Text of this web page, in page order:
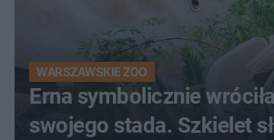
WARSZAWSKIE ZOO
Erna symbolicznie
swojego stada. Szkielet